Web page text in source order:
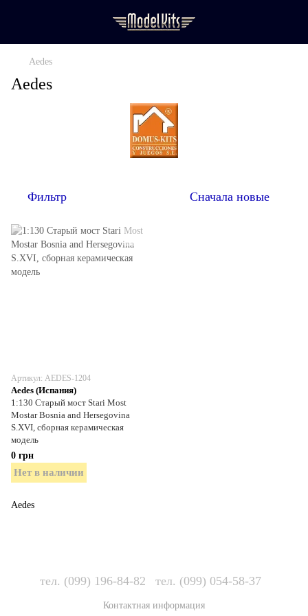
Aedes
Aedes
Фильтр Сначала новые
Артикул: AEDES-1204
Aedes (Испания)
1:130 Старый мост Stari Most
Mostar Bosnia and Hersegovina
S.XVI, сборная керамическая
модель
0 грн
Нет в наличии
Aedes
тел. (099) 196-84-82 тел. (099) 054-58-37
Контактная информация